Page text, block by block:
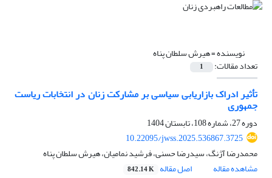
نویسنده =هیرش سلطان پناه
تعداد مقالات: 1
تأثیر ادراک بازاریابی سیاسی بر مشارکت زنان در انتخابات ریاست
جمهوری
دوره 27، شماره 108، تابستان 1404
10.22095/jwss.2025.536867.3725
محمدرضا آژنگ، سیدرضا حسنی، فرشید نمامیان، هیرش سلطان پناه
مشاهده مقاله
اصل مقاله 842.14 K